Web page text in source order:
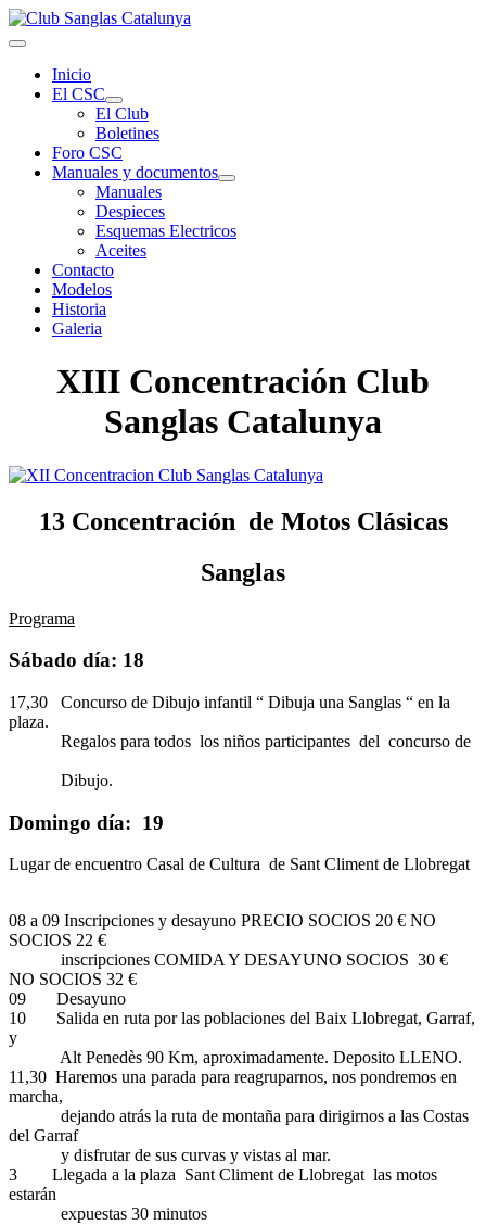
Inicio
El CSC
El Club
Boletines
Foro CSC
Manuales y documentos
Manuales
Despieces
Esquemas Electricos
Aceites
Contacto
Modelos
Historia
Galeria
XIII Concentración Club
Sanglas Catalunya
13 Concentración de Motos Clásicas
Sanglas
Programa
Sábado día: 18
17,30 Concurso de Dibujo infantil “ Dibuja una Sanglas “ en la
plaza.
Regalos para todos los niños participantes del concurso de
Dibujo.
Domingo día: 19
Lugar de encuentro Casal de Cultura de Sant Climent de Llobregat
08 a 09 Inscripciones y desayuno PRECIO SOCIOS 20 € NO
SOCIOS 22 €
inscripciones COMIDA Y DESAYUNO SOCIOS 30 €
NO SOCIOS 32 €
09 Desayuno
10 Salida en ruta por las poblaciones del Baix Llobregat, Garraf,
y
Alt Penedès 90 Km, aproximadamente. Deposito LLENO.
11,30 Haremos una parada para reagruparnos, nos pondremos en
marcha,
dejando atrás la ruta de montaña para dirigirnos a las Costas
del Garraf
y disfrutar de sus curvas y vistas al mar.
3 Llegada a la plaza Sant Climent de Llobregat las motos
estarán
expuestas 30 minutos